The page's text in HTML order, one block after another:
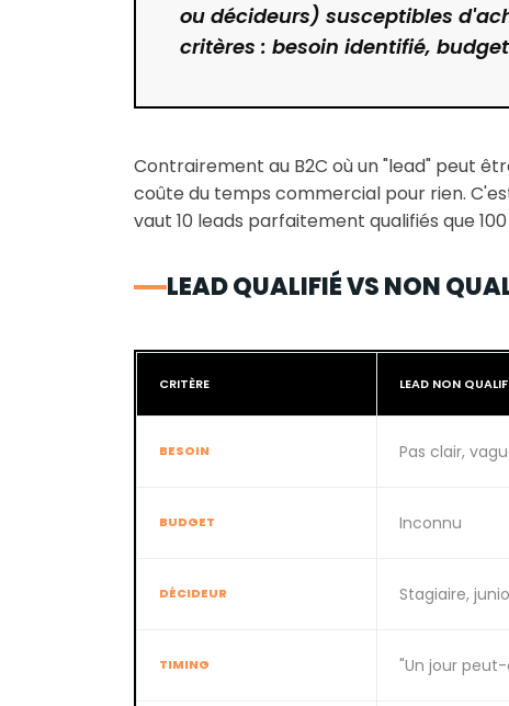
ou décideurs) susceptibles
critères : besoin identifié,
Contrairement au B2C où un "lead" peut
coûte du temps commercial pour rien.
vaut 10 leads parfaitement qualifiés que
LEAD QUALIFIÉ VS NON
CRITÈRE LEAD NON
BESOIN Pas clair,
BUDGET Inconnu
DÉCIDEUR Stagiaire,
TIMING "Un jour